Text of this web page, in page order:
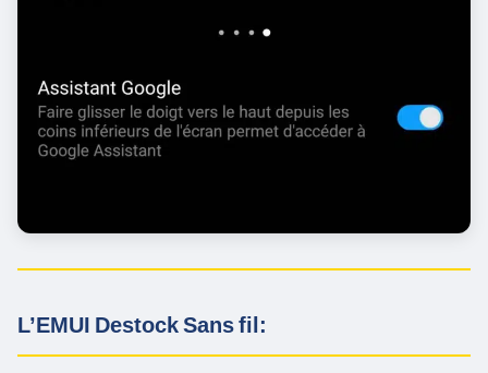
L’EMUI Destock Sans fil: